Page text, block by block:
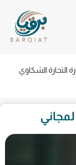
التجارة الشكاوي